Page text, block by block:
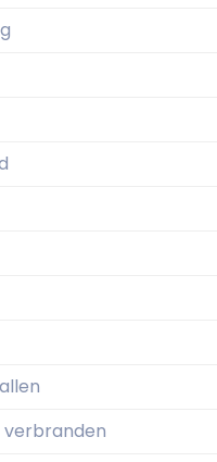
verbranden